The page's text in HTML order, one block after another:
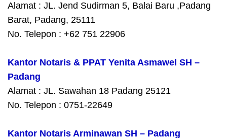
Alamat : JL. Jend Sudirman 5, Balai Baru ,Padang
Barat, Padang, 25111
No. Telepon : +62 751 22906
Kantor Notaris & PPAT Yenita Asmawel SH –
Padang
Alamat : JL. Sawahan 18 Padang 25121
No. Telepon : 0751-22649
Kantor Notaris Arminawan SH – Padang